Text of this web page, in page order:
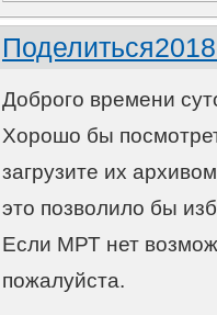
Поделиться
Доброго времени
Хорошо бы
загрузите их
это позволило бы
Если МРТ нет
пожалуйста.